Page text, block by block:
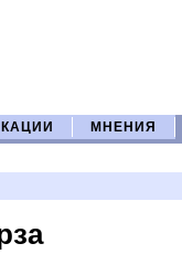
МНЕНИЯ